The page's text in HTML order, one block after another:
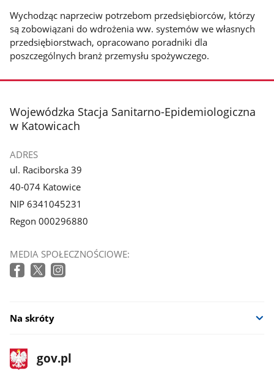
Wychodząc naprzeciw potrzebom przedsiębiorców, którzy
są zobowiązani do wdrożenia ww. systemów we własnych
przedsiębiorstwach, opracowano poradniki dla
poszczególnych branż przemysłu spożywczego.
stopka
Wojewódzka Stacja Sanitarno-Epidemiologiczna
w Katowicach
ADRES
ul. Raciborska 39
40-074 Katowice
NIP 6341045231
Regon 000296880
MEDIA SPOŁECZNOŚCIOWE:
Na skróty
stopka
gov.pl
Strona
gov.pl